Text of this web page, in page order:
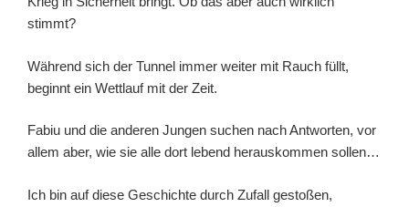
stimmt?
Während sich der Tunnel immer weiter mit Rauch füllt,
beginnt ein Wettlauf mit der Zeit.
Fabiu und die anderen Jungen suchen nach Antworten, vor
allem aber, wie sie alle dort lebend herauskommen sollen…
Ich bin auf diese Geschichte durch Zufall gestoßen,